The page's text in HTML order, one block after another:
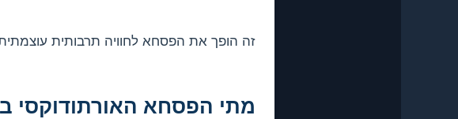
זה הופך את הפסחא לחוויה תרבותית
מתי הפסחא האורתודוקסי